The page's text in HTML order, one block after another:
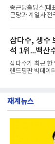
장·차장(7.29), ▲
쳐 진행됐다.참
세대들로(과장~
반에 전파하는 역
종근당홀딩스(대
근당과 계열사 전
인은 장마와 폭염
드는 시기에 안
문화를 확산하기
안공장을 시작으
산공장 ▲경보제
▲종근당 본사 등
으로 이어졌다.캠
증을 한국백혈병
삼다수, 생수
석 1위...백산
삼다수가 최근 한
랜드평판 빅데이
까지 수집된 소비
터는 지난 4월
치다.연구소에
다수, 백산수, 동
재계뉴스